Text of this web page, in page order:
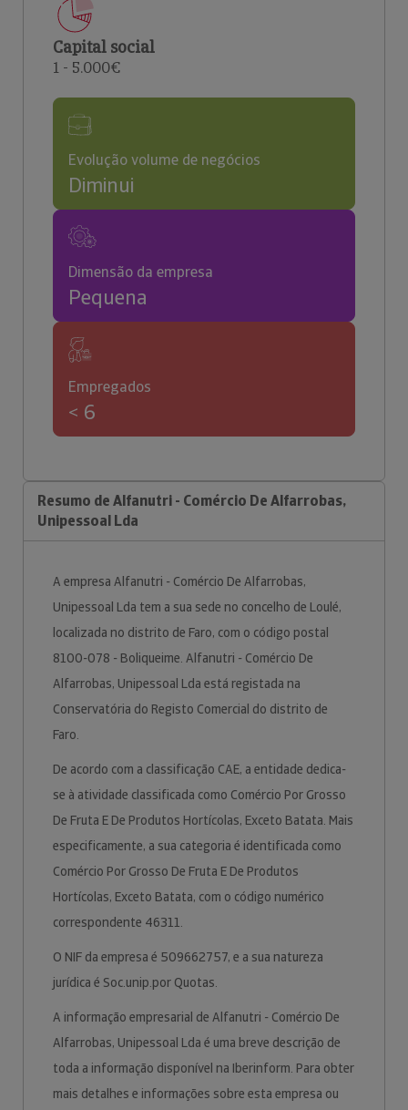
Capital social
1 - 5.000€
Evolução volume de negócios
Diminui
Dimensão da empresa
Pequena
Empregados
< 6
Resumo de Alfanutri - Comércio De Alfarrobas,
Unipessoal Lda
A empresa Alfanutri - Comércio De Alfarrobas,
Unipessoal Lda tem a sua sede no concelho de Loulé,
localizada no distrito de Faro, com o código postal
8100-078 - Boliqueime. Alfanutri - Comércio De
Alfarrobas, Unipessoal Lda está registada na
Conservatória do Registo Comercial do distrito de
Faro.
De acordo com a classificação CAE, a entidade dedica-
se à atividade classificada como Comércio Por Grosso
De Fruta E De Produtos Hortícolas, Exceto Batata. Mais
especificamente, a sua categoria é identificada como
Comércio Por Grosso De Fruta E De Produtos
Hortícolas, Exceto Batata, com o código numérico
correspondente 46311.
O NIF da empresa é 509662757, e a sua natureza
jurídica é Soc.unip.por Quotas.
A informação empresarial de Alfanutri - Comércio De
Alfarrobas, Unipessoal Lda é uma breve descrição de
toda a informação disponível na Iberinform. Para obter
mais detalhes e informações sobre esta empresa ou